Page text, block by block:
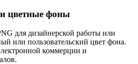
цветные фоны
для дизайнерской работы или
или пользовательский цвет фона.
коммерции и